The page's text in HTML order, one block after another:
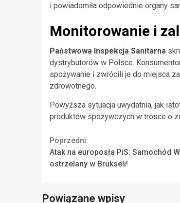
i powiadomiła odpowiednie organy
Monitorowanie i
Państwowa Inspekcja Sanitarna
dystrybutorów w Polsce.
spożywanie i zwrócili je do miejsca
zdrowotnego.
Powyższa sytuacja uwydatnia, jak
produktów spożywczych w trosce o
Continue
Reading
Poprzedni:
Atak na europosła PiS: Samochód
ostrzelany w Brukseli!
Powiązane wpisy